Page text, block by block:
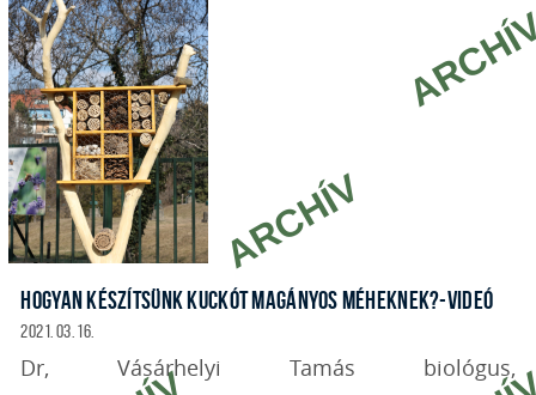
HOGYAN KÉSZÍTSÜNK KUCKÓT MAGÁNYOS MÉHEKNEK?-VIDEÓ
2021. 03. 16.
Dr, Vásárhelyi Tamás biológus,